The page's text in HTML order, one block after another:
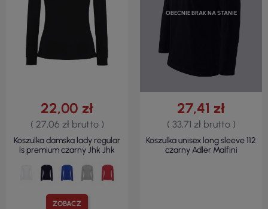
ZOBACZ
22,00 zł
( 27,06 zł brutto )
Koszulka damska lady regular
ls premium czarny Jhk Jhk
OBECNIE BRAK NA STANIE
27,41 zł
( 33,71 zł brutto )
Koszulka unisex long sleeve 112
czarny Adler Malfini